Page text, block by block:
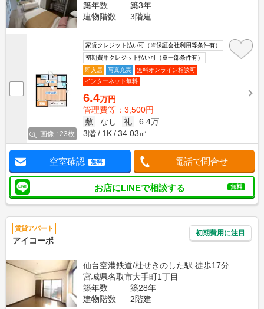
築年数
築3年
建物階数
3階建
画像 : 23枚
家賃クレジット払い可（※保証会社利用等条件有）
初期費用クレジット払い可（※一部条件有）
即入居
写真充実
無料オンライン相談可
インターネット無料
6.4万円
管理費等：3,500円
敷
なし 礼
6.4万
3階
1K 34.03㎡
空室確認 無料 電話で問合せ
お店にLINEで相談する 無料
賃貸アパート
アイコーポ
初期費用に注目
仙台空港鉄道/杜せきのした駅 徒歩17分
宮城県名取市大手町1丁目
築年数
築28年
建物階数
2階建